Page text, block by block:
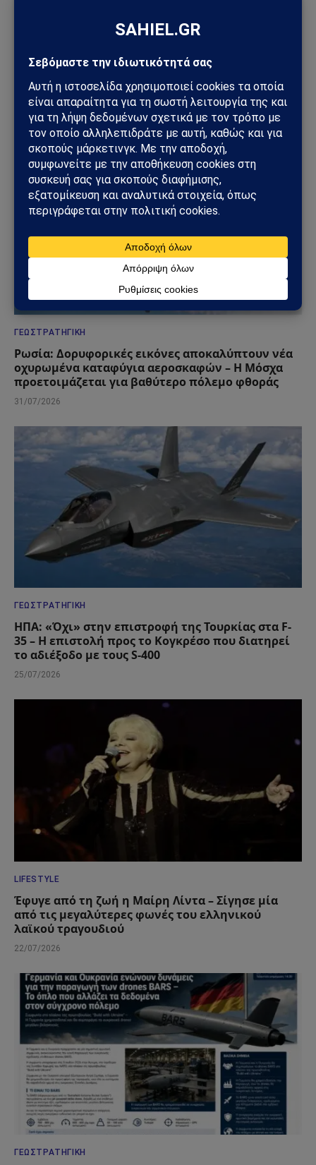
ΓΕΩΣΤΡΑΤΗΓΙΚΉ
Συμφωνία της Μέκκας: Τουρκία, Σαουδική Αραβία
και Πακιστάν δημιουργούν νέο αμυντικό άξονα –
Οι επιπτώσεις για την Ελλάδα
ΓΕΩΣΤΡΑΤΗΓΙΚΉ
Ρωσία: Δορυφορικές εικόνες αποκαλύπτουν νέα
οχυρωμένα καταφύγια αεροσκαφών – Η Μόσχα
προετοιμάζεται για βαθύτερο πόλεμο φθοράς
31/07/2026
ΓΕΩΣΤΡΑΤΗΓΙΚΉ
ΗΠΑ: «Όχι» στην επιστροφή της Τουρκίας στα F-
35 – Η επιστολή προς το Κογκρέσο που διατηρεί
το αδιέξοδο με τους S-400
25/07/2026
LIFESTYLE
Έφυγε από τη ζωή η Μαίρη Λίντα – Σίγησε μία
από τις μεγαλύτερες φωνές του ελληνικού
λαϊκού τραγουδιού
22/07/2026
ΓΕΩΣΤΡΑΤΗΓΙΚΉ